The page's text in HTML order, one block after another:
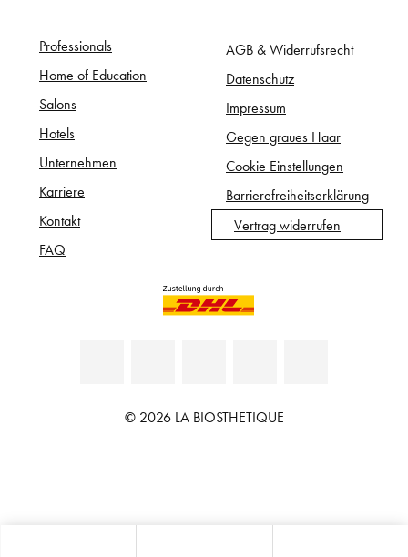
Professionals
Home of Education
Salons
Hotels
Unternehmen
Karriere
Kontakt
FAQ
AGB & Widerrufsrecht
Datenschutz
Impressum
Gegen graues Haar
Cookie Einstellungen
Barrierefreiheitserklärung
Vertrag widerrufen
© 2026 LA BIOSTHETIQUE